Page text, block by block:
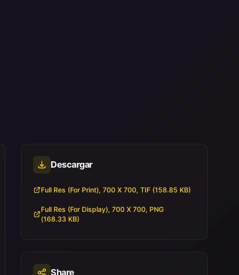
Descargar
Full Res (For Print), 700 X 700, TIF (158.85 KB)
Full Res (For Display), 700 X 700, PNG
(168.33 KB)
Share